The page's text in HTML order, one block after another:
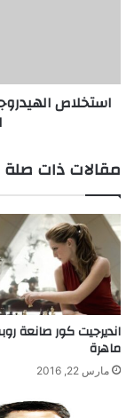
البنزين
والغاز
استخلاص
مقالات ذات صلة
انديرجيت كور صانعة
ماهرة
مارس 22, 2016